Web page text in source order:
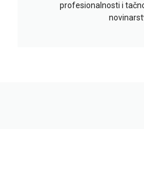
profesionalnosti i